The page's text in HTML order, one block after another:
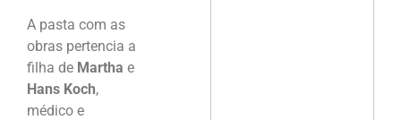
A pasta com as
obras pertencia a
filha de Martha e
Hans Koch,
médico e